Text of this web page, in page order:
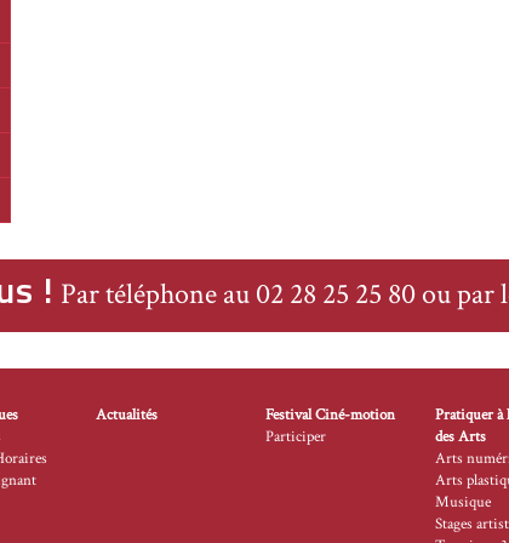
! Par téléphone au 02 28 25 25 80 ou par
Actualités
Festival Ciné-motion
Participer
Pratiquer à
des Arts
Arts
Arts
Musique
Stages